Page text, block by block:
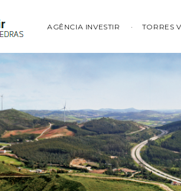
AGÊNCIA INVESTIR TORRES